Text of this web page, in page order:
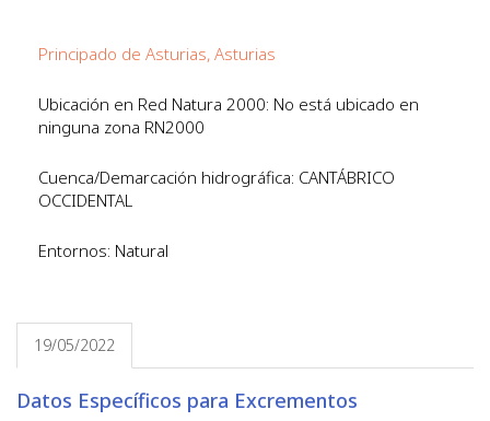
Principado de Asturias, Asturias
Ubicación en Red Natura 2000: No está ubicado en
ninguna zona RN2000
Cuenca/Demarcación hidrográfica: CANTÁBRICO
OCCIDENTAL
Entornos: Natural
19/05/2022
Datos Específicos para Excrementos